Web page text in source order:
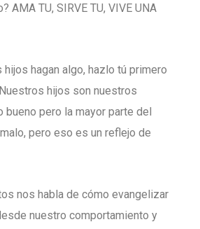
AMA TU, SIRVE TU, VIVE UNA
hagan algo, hazlo tú primero
hijos son nuestros
bueno pero la mayor parte del
pero eso es un reflejo de
nos habla de cómo evangelizar
nuestro comportamiento y